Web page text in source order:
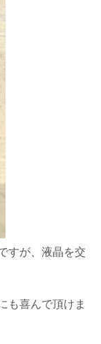
すが、液晶を交
も喜んで頂けま